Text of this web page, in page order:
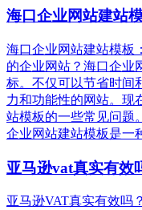
海口企业网站建站
海口企业网站建站模板
的企业网站？海口企业
标。不仅可以节省时间
力和功能性的网站。现
站模板的一些常见问题
企业网站建站模板是一
亚马逊vat真实有效
亚马逊VAT真实有效吗